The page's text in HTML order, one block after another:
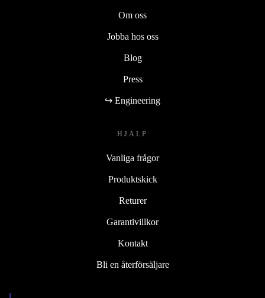
Om oss
Jobba hos oss
Blog
Press
↪ Engineering
HJÄLP
Vanliga frågor
Produktskick
Returer
Garantivillkor
Kontakt
Bli en återförsäljare